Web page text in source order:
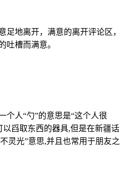
足地离开，满意的离开评论区，
吐槽而满意。
个人“勺”的意思是“这个人很
以舀取东西的器具,但是在新疆话
灵光”意思,并且也常用于朋友之